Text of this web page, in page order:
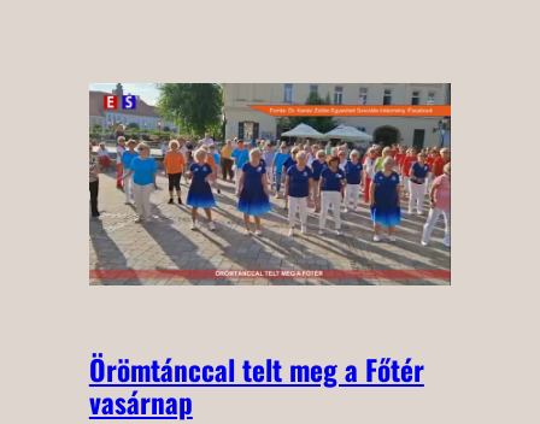
Örömtánccal telt meg a Főtér
vasárnap